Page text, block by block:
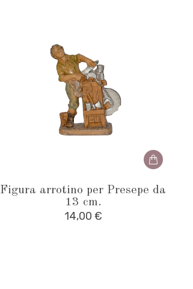
Figura arrotino per Presepe da
13 cm.
14,00 €